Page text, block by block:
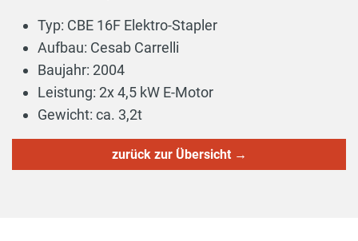
Typ: CBE 16F Elektro-Stapler
Aufbau: Cesab Carrelli
Baujahr: 2004
Leistung: 2x 4,5 kW E-Motor
Gewicht: ca. 3,2t
zurück zur Übersicht →